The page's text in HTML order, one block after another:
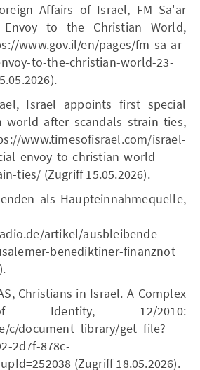
Affairs of Israel, FM Sa'ar
Envoy to the Christian World,
www.gov.il/en/pages/fm-sa-ar-
to-the-christian-world-23-
Israel appoints first special
world after scandals strain ties,
www.timesofisrael.com/israel-
envoy-to-christian-world-
ties/ (Zugriff 15.05.2026).
als Haupteinnahmequelle,
artikel/ausbleibende-
benediktiner-finanznot
Christians in Israel. A Complex
Identity, 12/2010:
c/document_library/get_file?
2d7f-878c-
(Zugriff 18.05.2026).